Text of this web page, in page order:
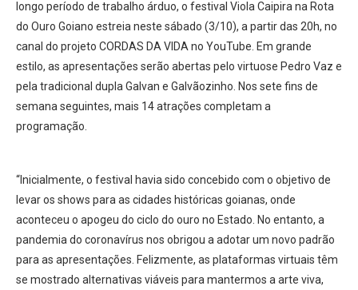
longo período de trabalho árduo, o festival Viola Caipira na Rota
do Ouro Goiano estreia neste sábado (3/10), a partir das 20h, no
canal do projeto CORDAS DA VIDA no YouTube. Em grande
estilo, as apresentações serão abertas pelo virtuose Pedro Vaz e
pela tradicional dupla Galvan e Galvãozinho. Nos sete fins de
semana seguintes, mais 14 atrações completam a
programação.
“Inicialmente, o festival havia sido concebido com o objetivo de
levar os shows para as cidades históricas goianas, onde
aconteceu o apogeu do ciclo do ouro no Estado. No entanto, a
pandemia do coronavírus nos obrigou a adotar um novo padrão
para as apresentações. Felizmente, as plataformas virtuais têm
se mostrado alternativas viáveis para mantermos a arte viva,